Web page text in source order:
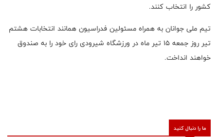
کشور را انتخاب کنند.
تیم ملی جوانان به همراه مسئولین فدراسیون همانند انتخابات هشتم
تیر روز جمعه 15 تیر ماه در ورزشگاه شیرودی رای خود را به صندوق
خواهند انداخت.
ما را دنبال کنید